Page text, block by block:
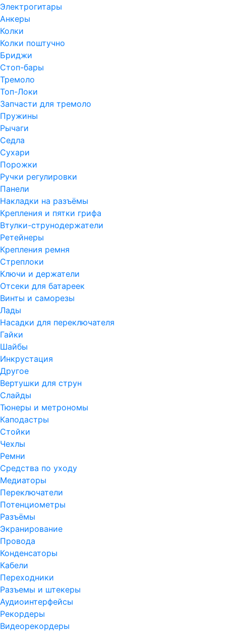
Электрогитары
Анкеры
Колки
Колки поштучно
Бриджи
Стоп-бары
Тремоло
Топ-Локи
Запчасти для тремоло
Пружины
Рычаги
Седла
Сухари
Порожки
Ручки регулировки
Панели
Накладки на разъёмы
Крепления и пятки грифа
Втулки-струнодержатели
Ретейнеры
Крепления ремня
Стреплоки
Ключи и держатели
Отсеки для батареек
Винты и саморезы
Лады
Насадки для переключателя
Гайки
Шайбы
Инкрустация
Другое
Вертушки для струн
Слайды
Тюнеры и метрономы
Каподастры
Стойки
Чехлы
Ремни
Средства по уходу
Медиаторы
Переключатели
Потенциометры
Разъёмы
Экранирование
Провода
Конденсаторы
Кабели
Переходники
Разъемы и штекеры
Аудиоинтерфейсы
Рекордеры
Видеорекордеры